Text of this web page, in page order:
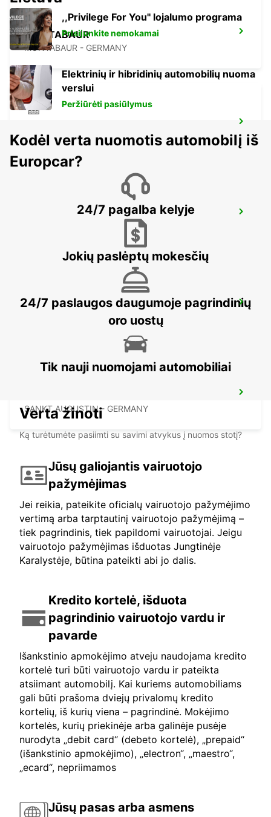
MONTABAUR
MONTABAUR - GERMANY
MARBURG - GERMANY
GIESSEN
GIESSEN - GERMANY
SANKT AUGUSTIN - GERMANY
,,Privilege For You'' lojalumo programa
Prisijunkite nemokamai
Elektrinių ir hibridinių automobilių nuoma
verslui
Peržiūrėti pasiūlymus
Kodėl verta nuomotis automobilį iš
Europcar?
24/7 pagalba kelyje
Jokių paslėptų mokesčių
24/7 paslaugos daugumoje pagrindinių
oro uostų
Tik nauji nuomojami automobiliai
Verta žinoti
Ką turėtumėte pasiimti su savimi atvykus į nuomos stotį?
Jūsų galiojantis vairuotojo
pažymėjimas
Jei reikia, pateikite oficialų vairuotojo pažymėjimo
vertimą arba tarptautinį vairuotojo pažymėjimą –
tiek pagrindinis, tiek papildomi vairuotojai. Jeigu
vairuotojo pažymėjimas išduotas Jungtinėje
Karalystėje, būtina pateikti abi jo dalis.
Kredito kortelė, išduota
pagrindinio vairuotojo vardu ir
pavarde
Išankstinio apmokėjimo atveju naudojama kredito
kortelė turi būti vairuotojo vardu ir pateikta
atsiimant automobilį. Kai kuriems automobiliams
gali būti prašoma dviejų privalomų kredito
kortelių, iš kurių viena – pagrindinė. Mokėjimo
kortelės, kurių priekinėje arba galinėje pusėje
nurodyta „debit card“ (debeto kortelė), „prepaid“
(išankstinio apmokėjimo), „electron“, „maestro“,
„ecard“, nepriimamos
Jūsų pasas arba asmens